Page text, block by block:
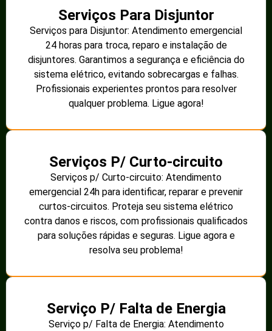
Serviços Para Disjuntor
Serviços para Disjuntor: Atendimento emergencial
24 horas para troca, reparo e instalação de
disjuntores. Garantimos a segurança e eficiência do
sistema elétrico, evitando sobrecargas e falhas.
Profissionais experientes prontos para resolver
qualquer problema. Ligue agora!
Serviços P/ Curto-circuito
Serviços p/ Curto-circuito: Atendimento
emergencial 24h para identificar, reparar e prevenir
curtos-circuitos. Proteja seu sistema elétrico
contra danos e riscos, com profissionais qualificados
para soluções rápidas e seguras. Ligue agora e
resolva seu problema!
Serviço P/ Falta de Energia
Serviço p/ Falta de Energia: Atendimento